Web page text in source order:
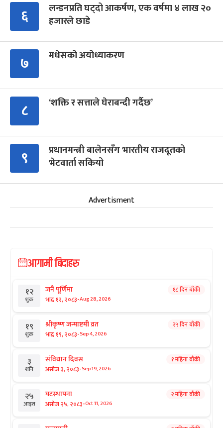
६
लन्डनप्रति घट्दो आकर्षण, एक वर्षमा ४ लाख २०
हजारले छाडे
७ मधेसको अयोध्याकरण
८ ‘शक्ति र सत्ताले घेराबन्दी गर्दैछ’
९
प्रधानमन्त्री बालेनसँग भारतीय राजदूतको
भेटवार्ता सकियो
Advertisment
आगामी बिदाहरु
१२
शुक्र
जनै पूर्णिमा
भाद्र १२, २०८३-Aug 28, 2026
१८ दिन बाँकी
१९
शुक्र
श्रीकृष्ण जन्माष्टमी व्रत
भाद्र १९, २०८३-Sep 4, 2026
२५ दिन बाँकी
३
शनि
संविधान दिवस
असोज ३, २०८३-Sep 19, 2026
१ महिना बाँकी
२५
आइत
घटस्थापना
असोज २५, २०८३-Oct 11, 2026
२ महिना बाँकी